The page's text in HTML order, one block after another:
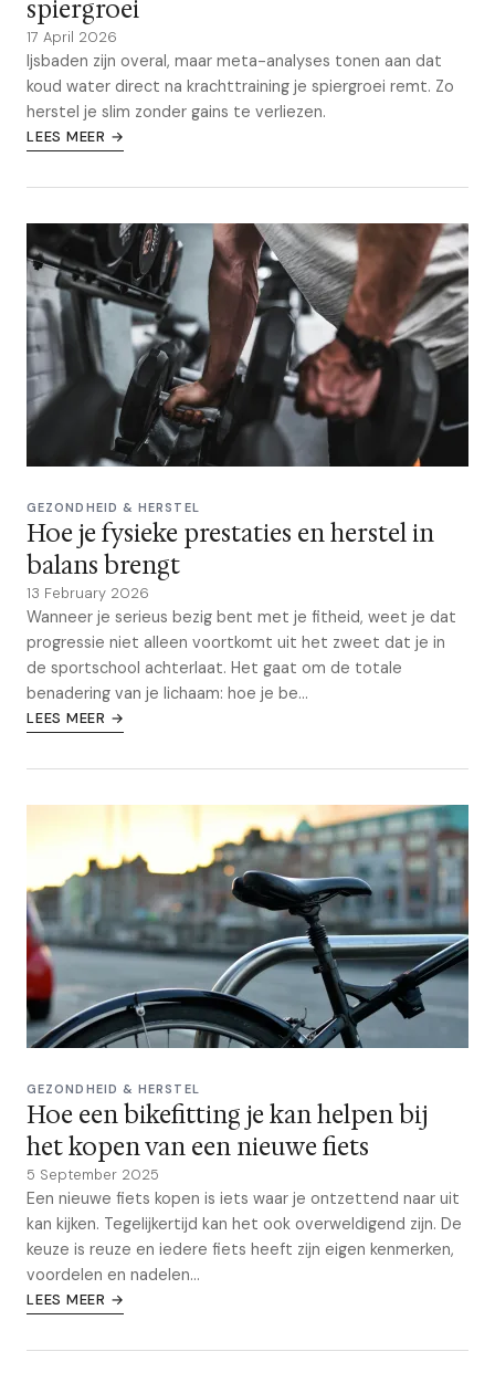
spiergroei
17 April 2026
Ijsbaden zijn overal, maar meta-analyses tonen aan dat
koud water direct na krachttraining je spiergroei remt. Zo
herstel je slim zonder gains te verliezen.
LEES MEER →
GEZONDHEID & HERSTEL
Hoe je fysieke prestaties en herstel in
balans brengt
13 February 2026
Wanneer je serieus bezig bent met je fitheid, weet je dat
progressie niet alleen voortkomt uit het zweet dat je in
de sportschool achterlaat. Het gaat om de totale
benadering van je lichaam: hoe je be...
LEES MEER →
GEZONDHEID & HERSTEL
Hoe een bikefitting je kan helpen bij
het kopen van een nieuwe fiets
5 September 2025
Een nieuwe fiets kopen is iets waar je ontzettend naar uit
kan kijken. Tegelijkertijd kan het ook overweldigend zijn. De
keuze is reuze en iedere fiets heeft zijn eigen kenmerken,
voordelen en nadelen...
LEES MEER →